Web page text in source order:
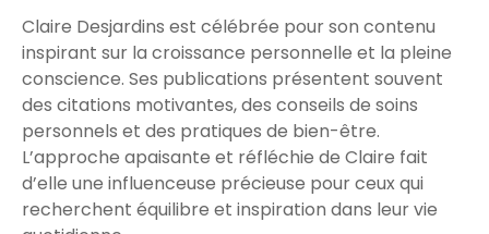
Claire Desjardins est célébrée pour son contenu
inspirant sur la croissance personnelle et la pleine
conscience. Ses publications présentent souvent
des citations motivantes, des conseils de soins
personnels et des pratiques de bien-être.
L’approche apaisante et réfléchie de Claire fait
d’elle une influenceuse précieuse pour ceux qui
recherchent équilibre et inspiration dans leur vie